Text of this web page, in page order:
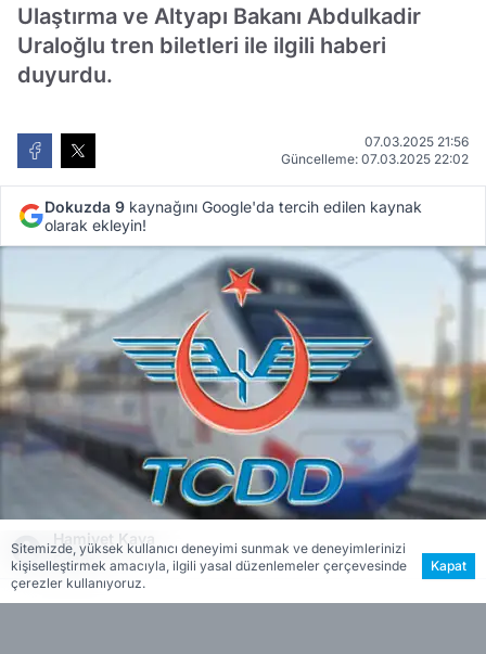
Ulaştırma ve Altyapı Bakanı Abdulkadir
Uraloğlu tren biletleri ile ilgili haberi
duyurdu.
07.03.2025 21:56
Güncelleme: 07.03.2025 22:02
Dokuzda 9 kaynağını Google'da tercih edilen kaynak
olarak ekleyin!
Hamiyet Kaya
Editör
Sitemizde, yüksek kullanıcı deneyimi sunmak ve deneyimlerinizi
kişiselleştirmek amacıyla, ilgili yasal düzenlemeler çerçevesinde
çerezler kullanıyoruz.
Kapat